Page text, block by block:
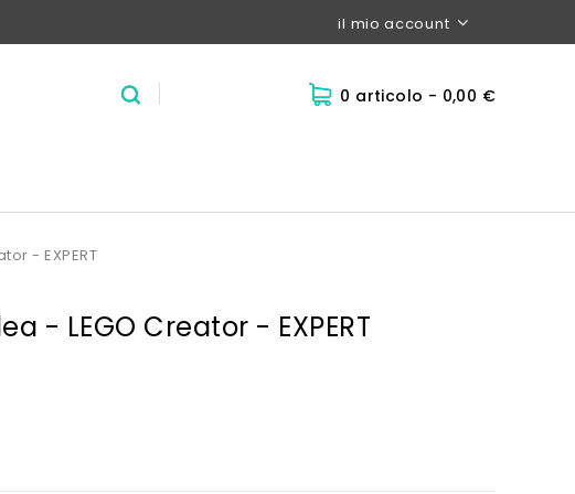
il mio account
0 articolo - 0,00 €
- EXPERT
- LEGO Creator - EXPERT